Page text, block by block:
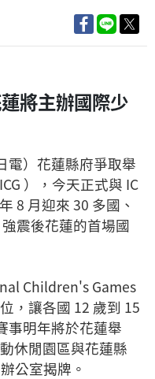
將主辦國際少
電）花蓮縣府爭取舉
），今天正式與 IC
8 月迎來 30 多國、
震後花蓮的首場國
Children's Games
，讓各國 12 歲到 15
事明年將於花蓮舉
休閒園區與花蓮縣
公室揭牌。